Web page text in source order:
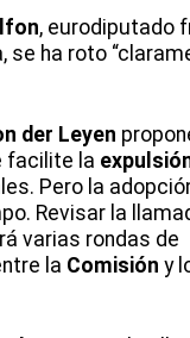
, eurodiputado
se ha roto
der Leyen
facilite la
Pero la
Revisar la
varias rondas de
la Comisión y